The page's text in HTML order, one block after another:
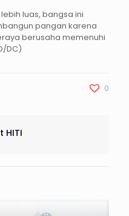
luas, bangsa ini
pangan karena
berusaha memenuhi
DC)
0
HITI